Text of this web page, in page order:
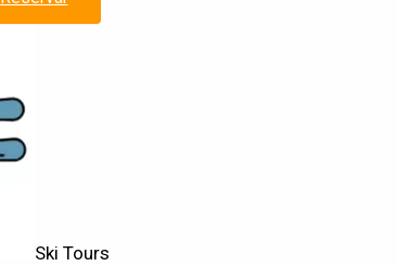
Ski Tours